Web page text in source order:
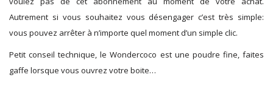
Autrement si vous souhaitez vous désengager c’est très simple:
vous pouvez arrêter à n’importe quel moment d’un simple clic.
Petit conseil technique, le Wondercoco est une poudre fine, faites
gaffe lorsque vous ouvrez votre boite…